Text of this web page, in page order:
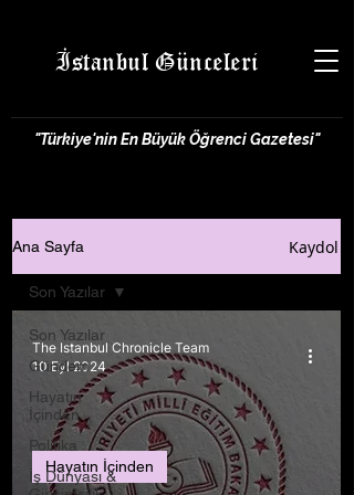
İstanbul Günceleri
"Türkiye'nin En Büyük Öğrenci Gazetesi"
Ana Sayfa Kaydol
Son Yazılar
Gündem
Hayatın
İçinden
Politika
İş Dünyası &
Son Yazılar
Hayatın İçinden
The Istanbul Chronicle Team
10 Eyl 2024